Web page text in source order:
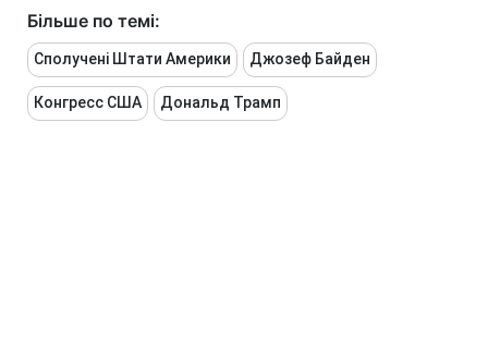
Більше по темі:
Сполучені Штати Америки Джозеф Байден
Конгресс США Дональд Трамп